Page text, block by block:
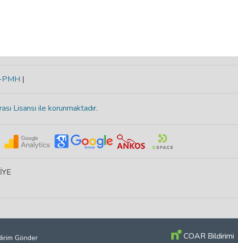
|
Lisansı ile korunmaktadır.
Gönder COAR Bildirimi